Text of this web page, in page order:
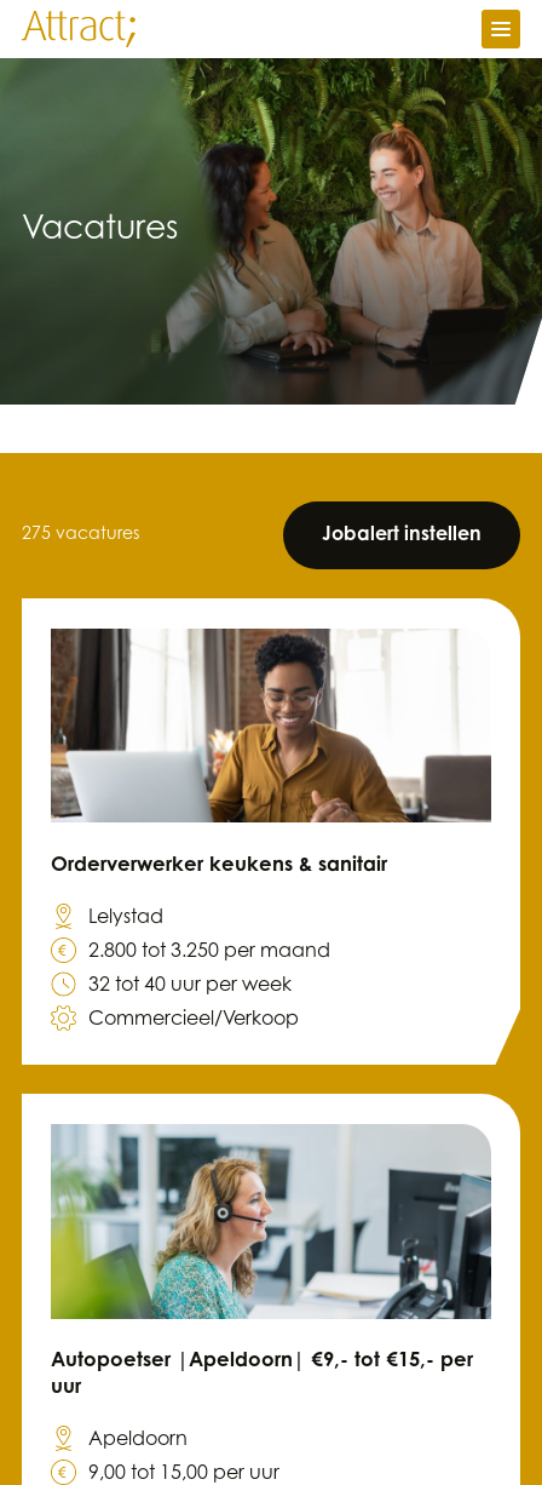
Vacatures
Ik zoek werk
Ik zoek personeel
Werken bij
Nieuws
Attractuur
Vacatures
275 vacatures Jobalert instellen
Orderverwerker keukens & sanitair
Lelystad
2.800 tot 3.250 per maand
32 tot 40 uur per week
Commercieel/Verkoop
Autopoetser |Apeldoorn| €9,- tot €15,- per
uur
Apeldoorn
9,00 tot 15,00 per uur